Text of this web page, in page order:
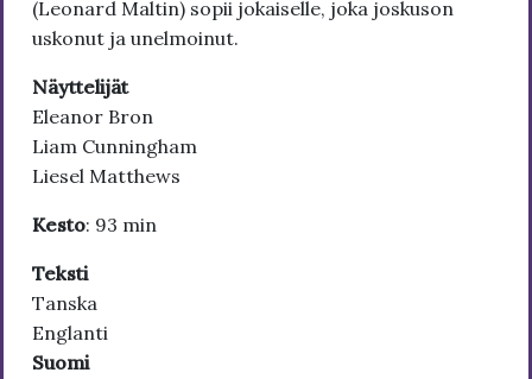
(Leonard Maltin) sopii jokaiselle, joka joskuson
uskonut ja unelmoinut.
Näyttelijät
Eleanor Bron
Liam Cunningham
Liesel Matthews
Kesto: 93 min
Teksti
Tanska
Englanti
Suomi